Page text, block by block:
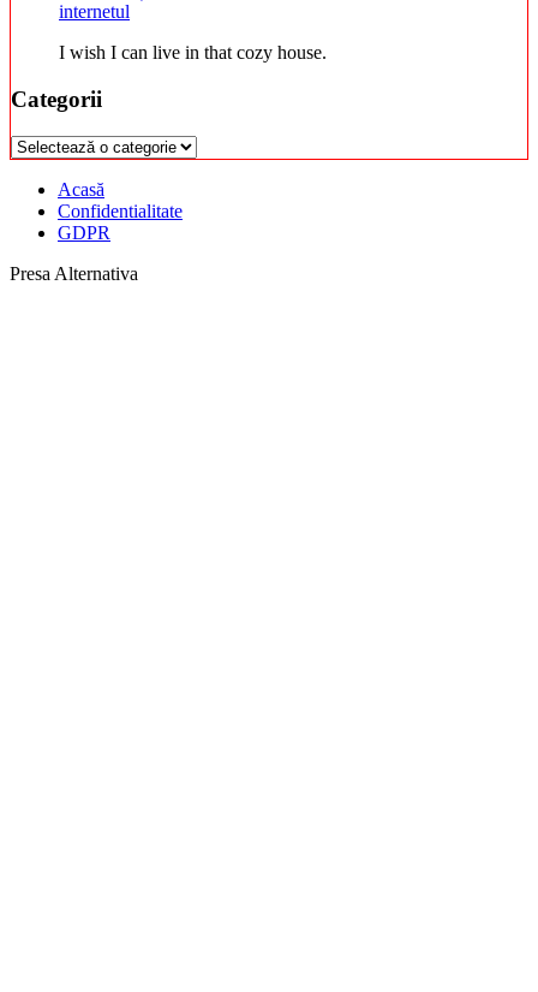
internetul
I wish I can live in that cozy house.
Categorii
Categorii
Acasă
Confidentialitate
GDPR
Presa Alternativa